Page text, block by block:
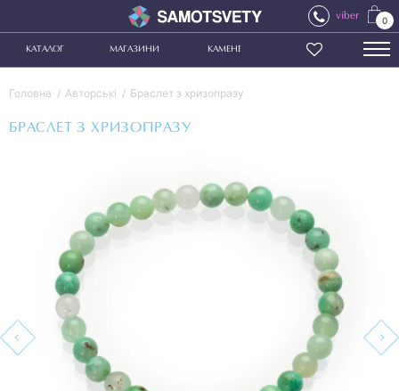
viber 0
КАТАЛОГ МАГАЗИНИ КАМЕНІ
Головна Авторські Браслет з хризопразу
БРАСЛЕТ З ХРИЗОПРАЗУ